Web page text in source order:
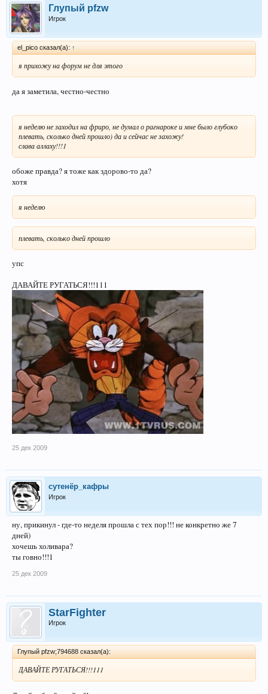
Глупый pfzw
Игрок
el_pico сказал(а): ↑
я прихожу на форум не для этого
да я заметила, честно-честно
я неделю не заходил на фриро, не думал о рагнароке и мне было глубоко
плевать, сколько дней прошло) да и сейчас не захожу!
слава аллаху!!!1
обоже правда? я тоже как здорово-то да?
хотя
я неделю
плевать, сколько дней прошло
упс
ДАВАЙТЕ РУГАТЬСЯ!!!111
25 дек 2009
сутенёр_кафры
Игрок
ну, прикинул - где-то неделя прошла с тех пор!!! не конкретно же 7
дней)
хочешь холивара?
ты говно!!!1
25 дек 2009
StarFighter
Игрок
Глупый pfzw;794688 сказал(а):
ДАВАЙТЕ РУГАТЬСЯ!!!111